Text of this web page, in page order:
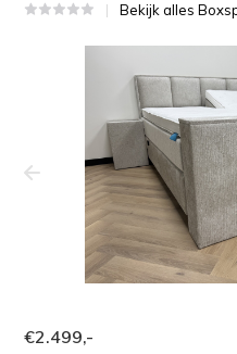
Bekijk alles
€2.499,-